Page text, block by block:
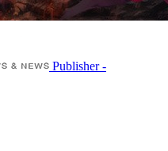
Publisher -